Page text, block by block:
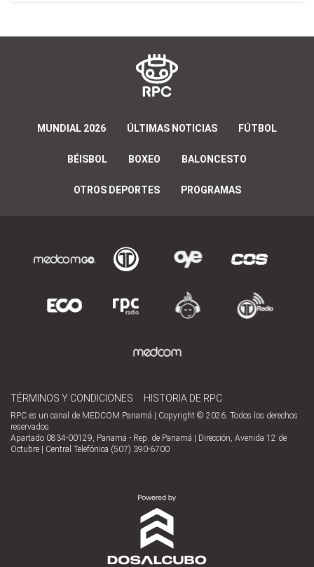
MUNDIAL 2026 ÚLTIMAS NOTICIAS FÚTBOL
BÉISBOL BOXEO BALONCESTO
OTROS DEPORTES PROGRAMAS
TÉRMINOS Y CONDICIONES HISTORIA DE RPC
RPC es un canal de MEDCOM Panamá | Copyright © 2026. Todos los derechos
reservados
Apartado 0834-00129, Panamá - Rep. de Panamá | Dirección, Avenida 12 de
Octubre | Central Telefónica (507) 390-6700